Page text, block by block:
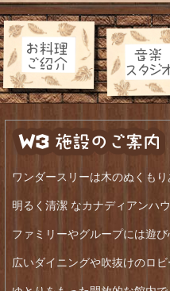
ワンダースリーは木のぬくも
明るく清潔 なカナディアンハ
ファミリーやグループには遊
広いダイニングや吹抜けのロ